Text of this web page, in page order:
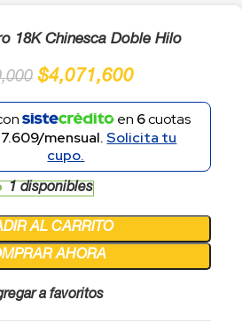
18K Chinesca Doble Hilo
$4,071,600
en 6cuotas
mensual.Solicita tu
cupo.
1 disponibles
AL CARRITO
AHORA
a favoritos